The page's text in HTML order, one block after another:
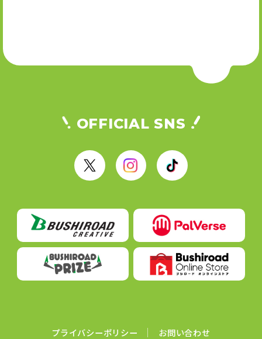
OFFICIAL SNS
X
a
m
T
k
プライバシーポリシー お問い合わせ